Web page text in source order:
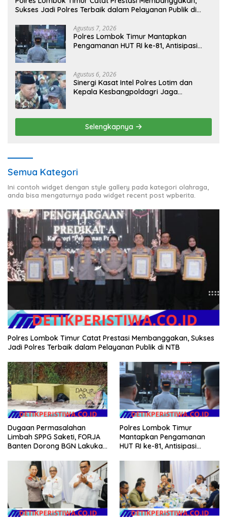
Sukses Jadi Polres Terbaik dalam Pelayanan Publik di
Agustus 7, 2026
Polres Lombok Timur Mantapkan
Pengamanan HUT RI ke-81, Antisipasi
Agustus 6, 2026
Sinergi Kasat Intel Polres Lotim dan
Kepala Kesbangpoldagri Jaga
Selengkapnya
Semua Kategori
Ini contoh widget dengan style gallery pada kategori olahraga,
anda bisa mengaturnya pada widget recent post wpberita.
Polres Lombok Timur Catat Prestasi Membanggakan, Sukses
Jadi Polres Terbaik dalam Pelayanan Publik di NTB
Dugaan Permasalahan
Limbah SPPG Saketi, FORJA
Banten Dorong BGN Lakukan
Polres Lombok Timur
Mantapkan Pengamanan
HUT RI ke-81, Antisipasi
Agenda Kapolri